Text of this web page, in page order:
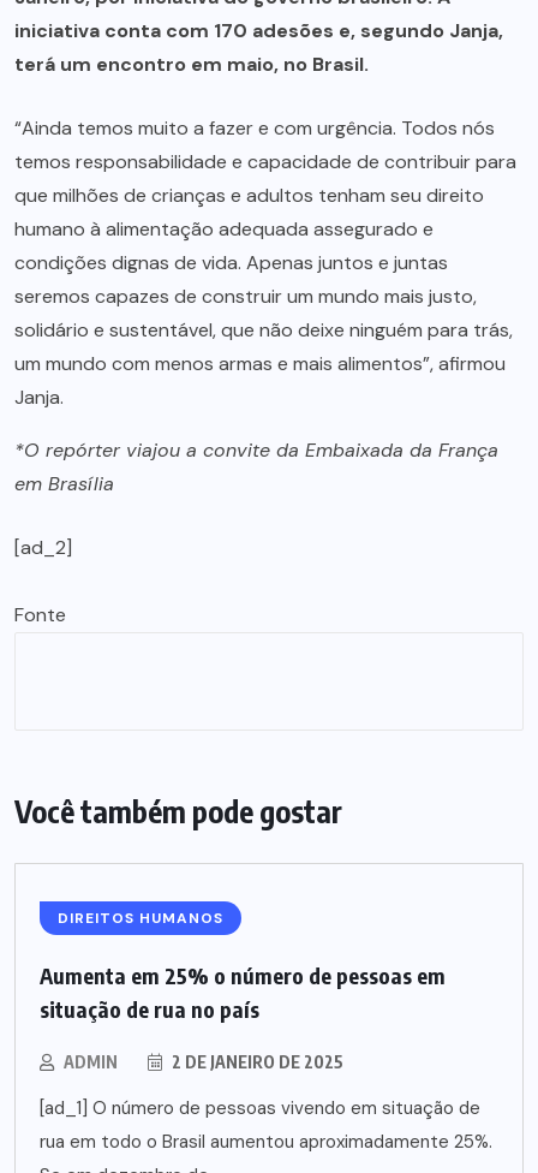
iniciativa conta com 170 adesões e, segundo Janja,
terá um encontro em maio, no Brasil.
“Ainda temos muito a fazer e com urgência. Todos nós
temos responsabilidade e capacidade de contribuir para
que milhões de crianças e adultos tenham seu direito
humano à alimentação adequada assegurado e
condições dignas de vida. Apenas juntos e juntas
seremos capazes de construir um mundo mais justo,
solidário e sustentável, que não deixe ninguém para trás,
um mundo com menos armas e mais alimentos”, afirmou
Janja.
*O repórter viajou a convite da Embaixada da França
em Brasília
[ad_2]
Fonte
Você também pode gostar
DIREITOS HUMANOS
Aumenta em 25% o número de pessoas em
situação de rua no país
ADMIN 2 DE JANEIRO DE 2025
[ad_1] O número de pessoas vivendo em situação de
rua em todo o Brasil aumentou aproximadamente 25%.